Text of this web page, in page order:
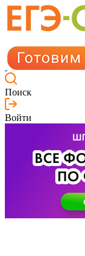
Поиск
Войти